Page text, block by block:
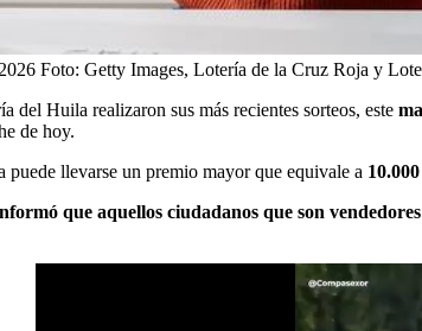
Foto: Getty Images, Lotería de la Cruz Roja y
Huila realizaron sus más recientes sorteos, este
de hoy.
llevarse un premio mayor que equivale a
que aquellos ciudadanos que son